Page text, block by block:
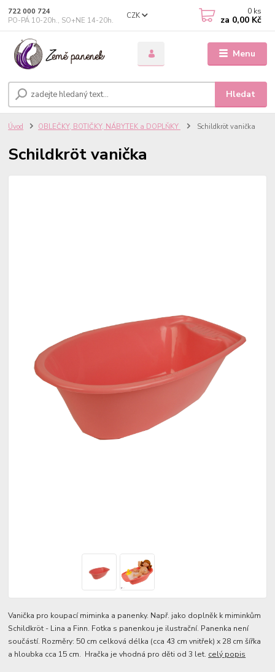
Menu
CZK
Hledat
722 000 724
PO-PÁ 10-20h., SO+NE 14-20h.
0 ks
za 0,00 Kč
Úvod OBLEČKY, BOTIČKY, NÁBYTEK a DOPLŇKY Schildkröt vanička
Schildkröt vanička
Vanička pro koupací miminka a panenky. Např. jako doplněk k miminkům
Schildkröt - Lina a Finn. Fotka s panenkou je ilustrační. Panenka není
součástí. Rozměry: 50 cm celková délka (cca 43 cm vnitřek) x 28 cm šířka
a hloubka cca 15 cm. Hračka je vhodná pro děti od 3 let. celý popis